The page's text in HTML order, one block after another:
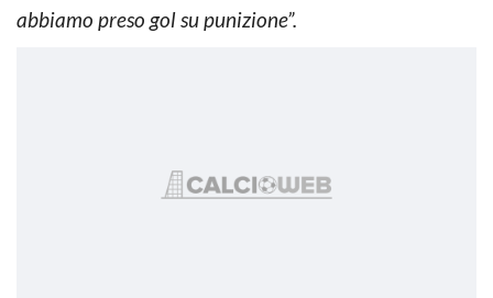
abbiamo preso gol su punizione”.